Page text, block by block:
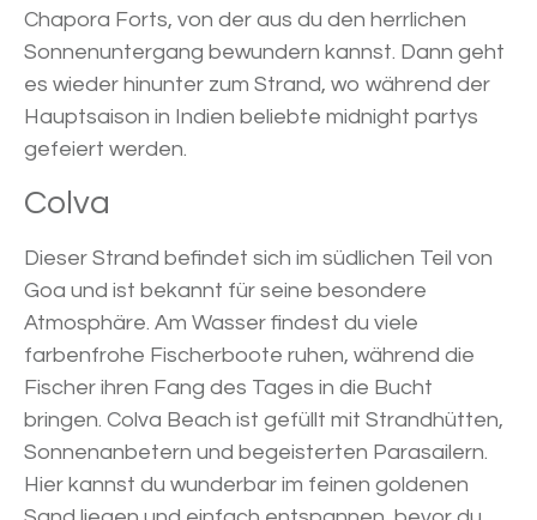
Chapora Forts, von der aus du den herrlichen
Sonnenuntergang bewundern kannst. Dann geht
es wieder hinunter zum Strand, wo während der
Hauptsaison in Indien beliebte midnight partys
gefeiert werden.
Colva
Dieser Strand befindet sich im südlichen Teil von
Goa und ist bekannt für seine besondere
Atmosphäre. Am Wasser findest du viele
farbenfrohe Fischerboote ruhen, während die
Fischer ihren Fang des Tages in die Bucht
bringen. Colva Beach ist gefüllt mit Strandhütten,
Sonnenanbetern und begeisterten Parasailern.
Hier kannst du wunderbar im feinen goldenen